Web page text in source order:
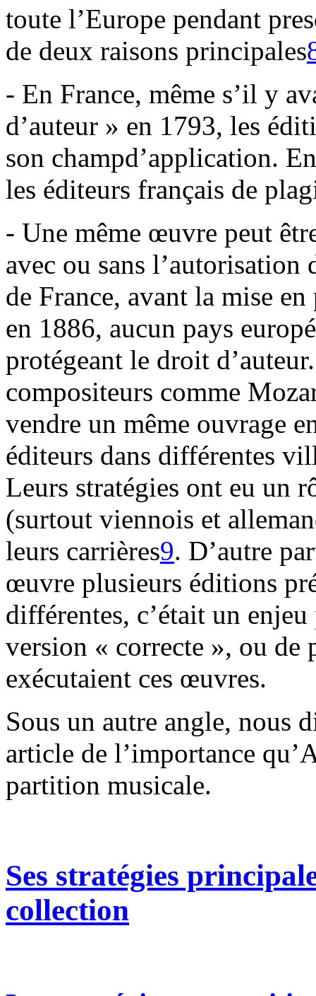
toute l’Europe pendant
de deux raisons principales
- En France, même s’il y
d’auteur » en 1793, les
son champd’application.
les éditeurs français de
- Une même œuvre peut
avec ou sans l’autorisation
de France, avant la mise
en 1886, aucun pays
protégeant le droit
compositeurs comme
vendre un même ouvrage
éditeurs dans différentes
Leurs stratégies ont eu un
(surtout viennois et
leurs carrières9. D’autre
œuvre plusieurs éditions
différentes, c’était un
version « correcte », ou de
exécutaient ces œuvres.
Sous un autre angle, nous
article de l’importance
partition musicale.
Ses stratégies
collection